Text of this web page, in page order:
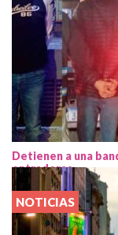
Detienen a una
entraderas
NOTICIAS